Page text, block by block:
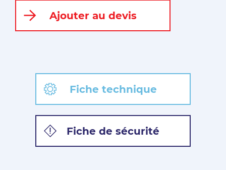
Ajouter au devis
Fiche technique
Fiche de sécurité